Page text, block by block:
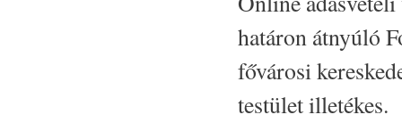
határon átnyúló
fővárosi
testület illetékes.